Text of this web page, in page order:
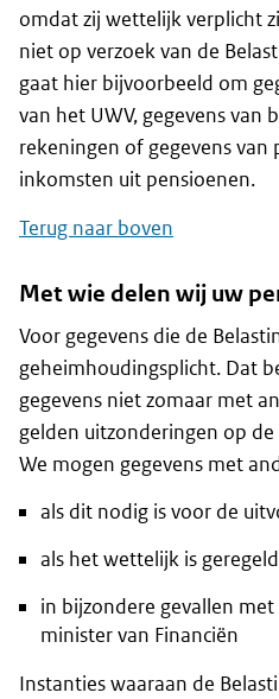
omdat zij wettelijk verplicht
niet op verzoek van de
gaat hier bijvoorbeeld om
van het UWV, gegevens van
rekeningen of gegevens
inkomsten uit pensioenen.
Terug naar boven
Met wie delen wij uw
Voor gegevens die de
geheimhoudingsplicht. Dat
gegevens niet zomaar met
gelden uitzonderingen op
We mogen gegevens met
als dit nodig is voor de
als het wettelijk is geregeld
in bijzondere gevallen
minister van Financiën
Instanties waaraan de